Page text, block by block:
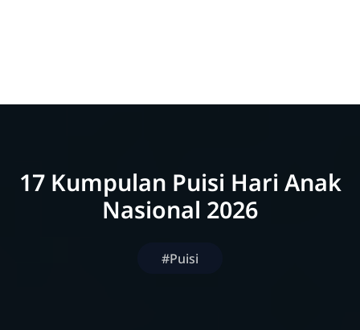
17 Kumpulan Puisi Hari Anak
Nasional 2026
#Puisi